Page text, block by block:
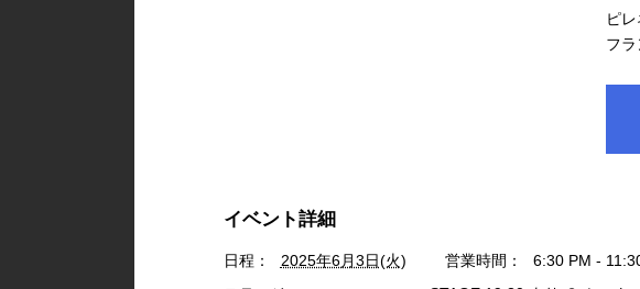
ピ
フ
イベント詳細
日程： 2025年6月3日(火) 営業時間：
6:30 PM -